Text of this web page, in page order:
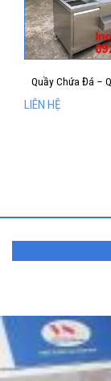
Quầy Chứa Đá –
LIÊN HỆ